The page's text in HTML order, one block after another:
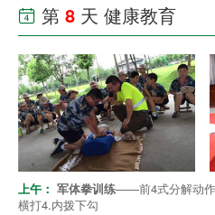
 第 8 天 健康教育
上午： 军体拳训练——前4式分解动作
横打4.内拨下勾